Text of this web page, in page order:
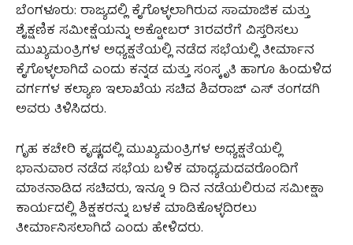
ಬೆಂಗಳೂರು: ರಾಜ್ಯದಲ್ಲಿ ಕೈಗೊಳ್ಳಲಾಗಿರುವ ಸಾಮಾಜಿಕ ಮತ್ತು
ಶೈಕ್ಷಣಿಕ ಸಮೀಕ್ಷೆಯನ್ನು ಅಕ್ಟೋಬರ್ 31ರವರೆಗೆ ವಿಸ್ತರಿಸಲು
ಮುಖ್ಯಮಂತ್ರಿಗಳ ಅಧ್ಯಕ್ಷತೆಯಲ್ಲಿ ನಡೆದ ಸಭೆಯಲ್ಲಿ ತೀರ್ಮಾನ
ಕೈಗೊಳ್ಳಲಾಗಿದೆ ಎಂದು ಕನ್ನಡ ಮತ್ತು ಸಂಸ್ಕೃತಿ ಹಾಗೂ ಹಿಂದುಳಿದ
ವರ್ಗಗಳ ಕಲ್ಯಾಣ ಇಲಾಖೆಯ ಸಚಿವ ಶಿವರಾಜ್ ಎಸ್ ತಂಗಡಗಿ
ಅವರು ತಿಳಿಸಿದರು.
ಗೃಹ ಕಚೇರಿ ಕೃಷ್ಣದಲ್ಲಿ ಮುಖ್ಯಮಂತ್ರಿಗಳ ಅಧ್ಯಕ್ಷತೆಯಲ್ಲಿ
ಭಾನುವಾರ ನಡೆದ ಸಭೆಯ ಬಳಿಕ ಮಾಧ್ಯಮದವರೊಂದಿಗೆ
ಮಾತನಾಡಿದ ಸಚಿವರು, ಇನ್ನೂ 9 ದಿನ ನಡೆಯಲಿರುವ ಸಮೀಕ್ಷಾ
ಕಾರ್ಯದಲ್ಲಿ ಶಿಕ್ಷಕರನ್ನು ಬಳಕೆ ಮಾಡಿಕೊಳ್ಳದಿರಲು
ತೀರ್ಮಾನಿಸಲಾಗಿದೆ ಎಂದು ಹೇಳಿದರು.